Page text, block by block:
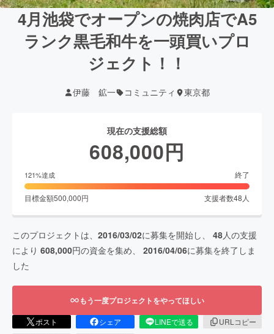
4月池袋でオープンの焼肉店でA5
ランク黒毛和牛を一頭買いプロ
ジェクト！！
伊藤 鉱一 コミュニティ 東京都
現在の支援総額
608,000円
121%達成 終了
目標金額500,000円 支援者数48 人
このプロジェクトは、 2016/03/02に募集を開始し、 48人の支援
により 608,000円の資金を集め、 2016/04/06に募集を終了しま
した
もう一度プロジェクトをやってほしい
ポスト シェア LINEで送る
URLコピー